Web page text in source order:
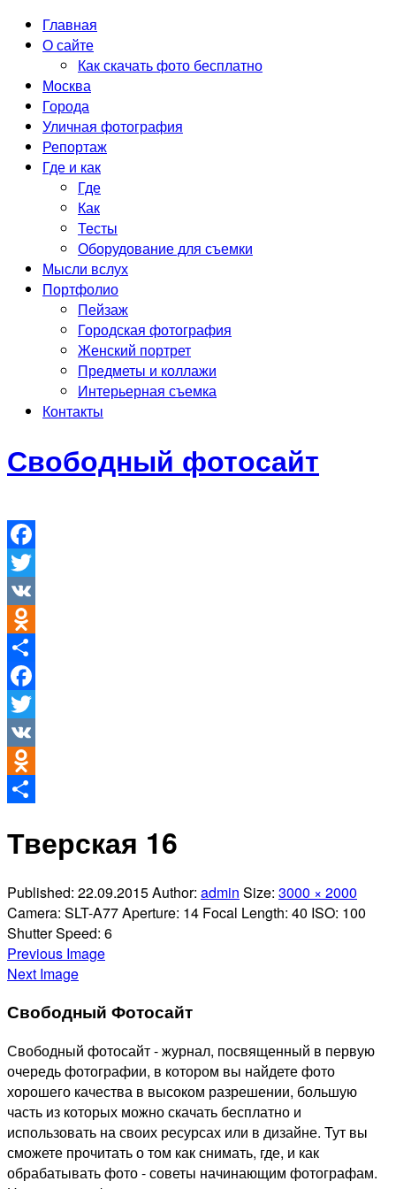
Главная
О сайте
Как скачать фото бесплатно
Москва
Города
Уличная фотография
Репортаж
Где и как
Где
Как
Тесты
Оборудование для съемки
Мысли вслух
Портфолио
Пейзаж
Городская фотография
Женский портрет
Предметы и коллажи
Интерьерная съемка
Контакты
Свободный фотосайт
Facebook
Twitter
VK
Odnoklassniki
Отправить
Facebook
Twitter
VK
Odnoklassniki
Тверская 16
Published: 22.09.2015Author: admin Size: 3000 × 2000
Camera: SLT-A77Aperture: 14 Focal Length: 40 ISO: 100
Shutter Speed: 6
Previous Image
Next Image
Свободный Фотосайт
Свободный фотосайт - журнал, посвященный в первую
очередь фотографии, в котором вы найдете фото
хорошего качества в высоком разрешении, большую
часть из которых можно скачать бесплатно и
использовать на своих ресурсах или в дизайне. Тут вы
сможете прочитать о том как снимать, где, и как
обрабатывать фото - советы начинающим фотографам.